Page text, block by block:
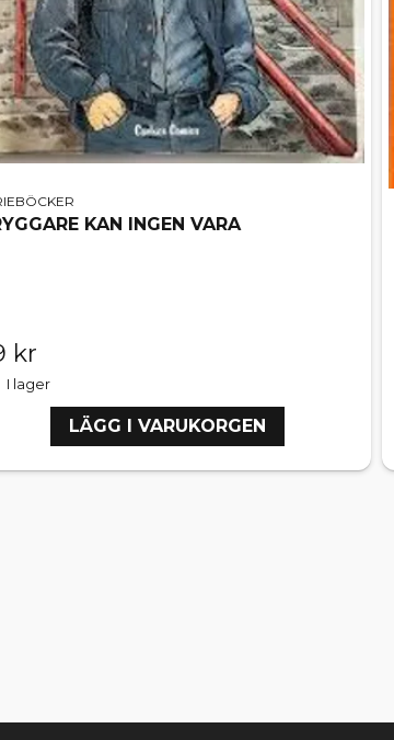
KAN INGEN VARA
kr
I lager
LÄGG I VARUKORGEN